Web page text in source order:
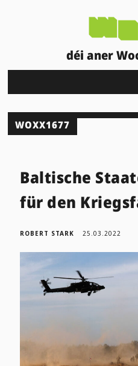
déi aner
WOXX1677
Baltische
für den
ROBERT STARK 25.03.2022